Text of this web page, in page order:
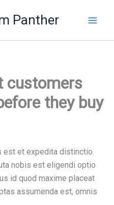
Panther
customers
they buy
est et expedita distinctio.
nobis est eligendi optio
id quod maxime placeat
assumenda est, omnis